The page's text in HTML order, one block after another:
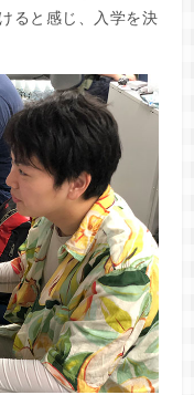
ると感じ、入学を決